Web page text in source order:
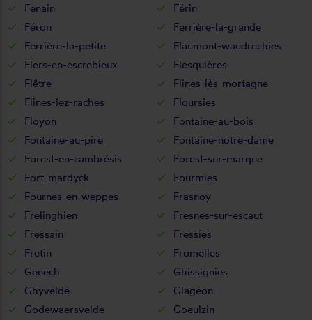
Fenain
Férin
Féron
Ferrière-la-grande
Ferrière-la-petite
Flaumont-waudrechies
Flers-en-escrebieux
Flesquières
Flêtre
Flines-lès-mortagne
Flines-lez-raches
Floursies
Floyon
Fontaine-au-bois
Fontaine-au-pire
Fontaine-notre-dame
Forest-en-cambrésis
Forest-sur-marque
Fort-mardyck
Fourmies
Fournes-en-weppes
Frasnoy
Frelinghien
Fresnes-sur-escaut
Fressain
Fressies
Fretin
Fromelles
Genech
Ghissignies
Ghyvelde
Glageon
Godewaersvelde
Goeulzin